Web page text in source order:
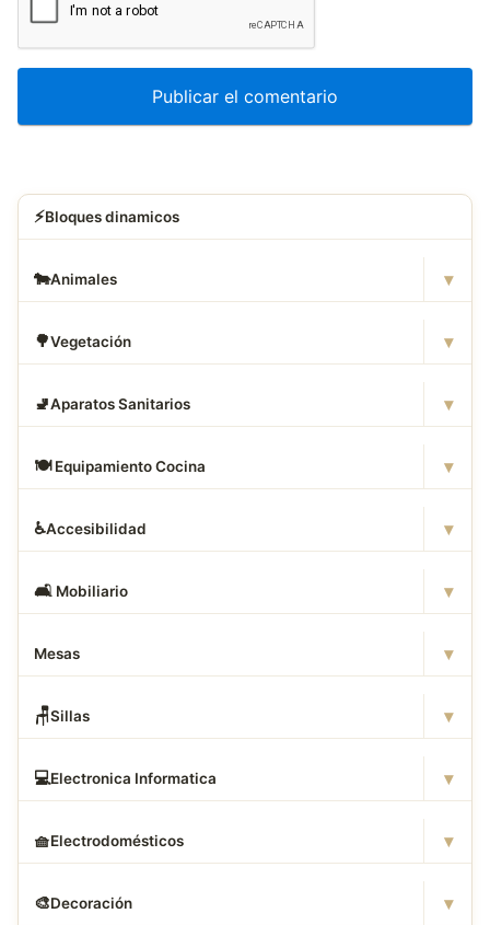
⚡Bloques dinamicos
🐄Animales ▾
🌳Vegetación ▾
🚽Aparatos Sanitarios ▾
🍽️ Equipamiento Cocina ▾
♿Accesibilidad ▾
🛋 ️ Mobiliario ▾
Mesas ▾
🪑Sillas ▾
💻Electronica Informatica ▾
🧺Electrodomésticos ▾
🎨Decoración ▾